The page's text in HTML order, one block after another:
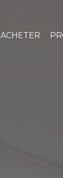
ACHETER